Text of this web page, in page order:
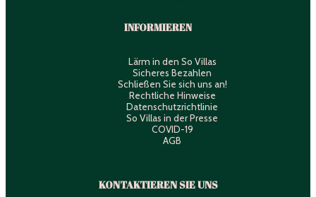
INFORMIEREN
Lärm in den So Villas
Sicheres Bezahlen
Schließen Sie sich uns an!
Rechtliche Hinweise
Datenschutzrichtlinie
So Villas in der Presse
COVID-19
AGB
KONTAKTIEREN SIE UNS